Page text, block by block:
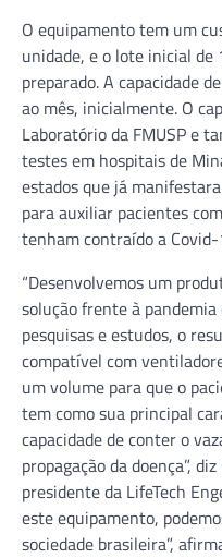
O equipamento tem um
unidade, e o lote inicial
preparado. A capacidade
ao mês, inicialmente. O
Laboratório da FMUSP e
testes em hospitais de
estados que já
para auxiliar pacientes
tenham contraído a
“Desenvolvemos um
solução frente à pandemia
pesquisas e estudos, o
compatível com
um volume para que o
tem como sua principal
capacidade de conter o
propagação da doença”,
presidente da LifeTech
este equipamento,
sociedade brasileira”,